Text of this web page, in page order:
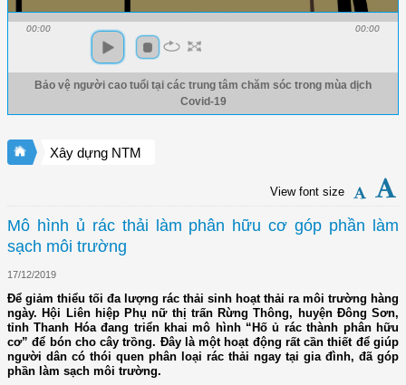
00:00 00:00
Bảo vệ người cao tuổi tại các trung tâm chăm sóc trong mùa dịch
Covid-19
Xây dựng NTM
View font size
Mô hình ủ rác thải làm phân hữu cơ góp phần làm
sạch môi trường
17/12/2019
Để giảm thiểu tối đa lượng rác thải sinh hoạt thải ra môi trường hàng
ngày. Hội Liên hiệp Phụ nữ thị trấn Rừng Thông, huyện Đông Sơn,
tỉnh Thanh Hóa đang triển khai mô hình “Hố ủ rác thành phân hữu
cơ” để bón cho cây trồng. Đây là một hoạt động rất cần thiết để giúp
người dân có thói quen phân loại rác thải ngay tại gia đình, đã góp
phần làm sạch môi trường.